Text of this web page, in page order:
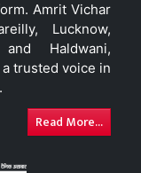
Amrit Vichar
Lucknow,
Haldwani,
trusted voice in
Read More...